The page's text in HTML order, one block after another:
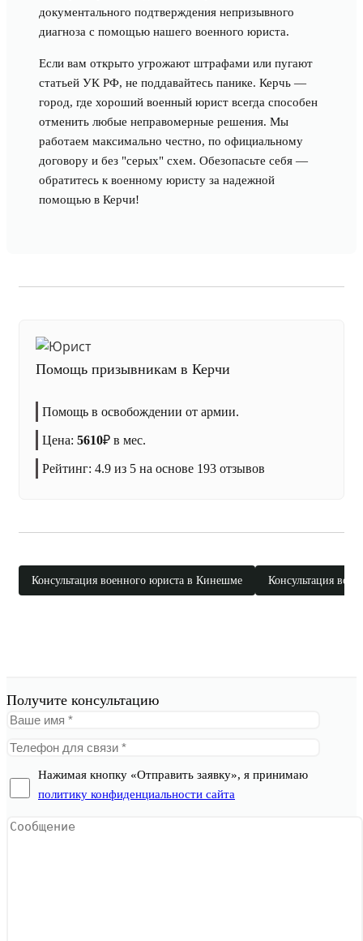
документального подтверждения непризывного
диагноза с помощью нашего военного юриста.
Если вам открыто угрожают штрафами или пугают
статьей УК РФ, не поддавайтесь панике. Керчь —
город, где хороший военный юрист всегда способен
отменить любые неправомерные решения. Мы
работаем максимально честно, по официальному
договору и без "серых" схем. Обезопасьте себя —
обратитесь к военному юристу за надежной
помощью в Керчи!
Помощь призывникам в Керчи
Помощь в освобождении от армии.
Цена: 5610₽ в мес.
Рейтинг: 4.9 из 5 на основе 193 отзывов
Консультация военного юриста в Кинешме Консультация
Получите консультацию
Нажимая кнопку «Отправить заявку», я принимаю
политику конфиденциальности сайта